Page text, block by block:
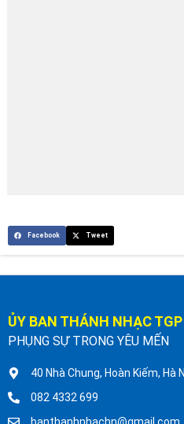
Facebook Tweet
ỦY BAN THÁNH NHẠC
PHỤNG SỰ TRONG YÊU MẾN
40 Nhà Chung, Hoàn Kiếm, Hà
082 4332 699